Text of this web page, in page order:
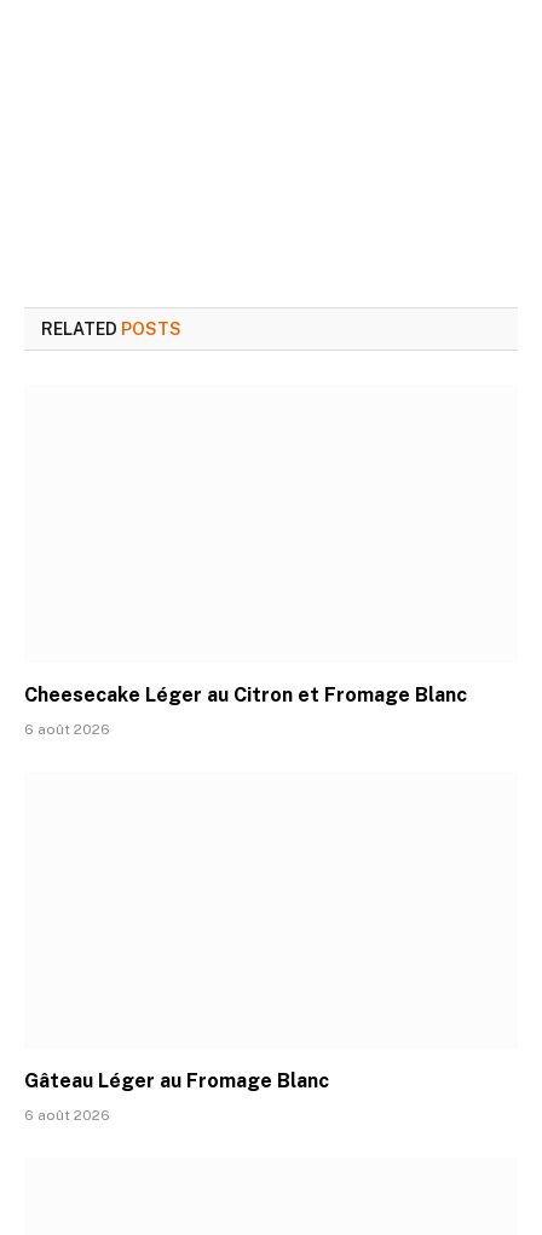
RELATED POSTS
Cheesecake Léger au Citron et Fromage Blanc
6 août 2026
Gâteau Léger au Fromage Blanc
6 août 2026